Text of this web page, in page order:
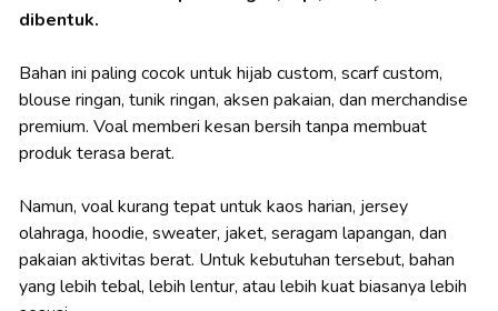
dibentuk.
Bahan ini paling cocok untuk hijab custom, scarf custom,
blouse ringan, tunik ringan, aksen pakaian, dan merchandise
premium. Voal memberi kesan bersih tanpa membuat
produk terasa berat.
Namun, voal kurang tepat untuk kaos harian, jersey
olahraga, hoodie, sweater, jaket, seragam lapangan, dan
pakaian aktivitas berat. Untuk kebutuhan tersebut, bahan
yang lebih tebal, lebih lentur, atau lebih kuat biasanya lebih